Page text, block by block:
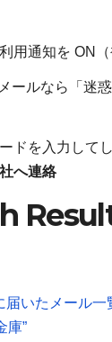
用通知を ON（
ールなら「迷
ドを入力して
へ連絡